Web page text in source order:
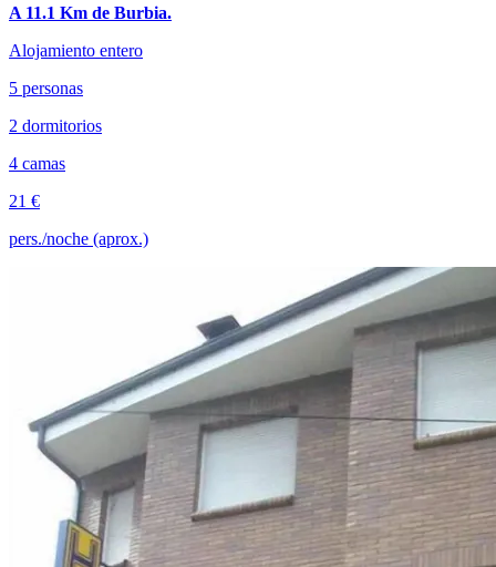
A 11.1 Km de Burbia.
Alojamiento entero
5 personas
2 dormitorios
4 camas
21 €
pers./noche (aprox.)